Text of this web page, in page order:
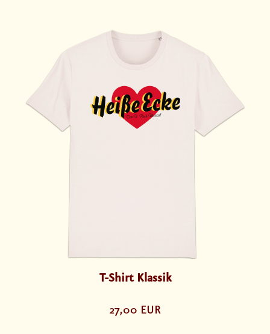
T-Shirt Klassik
27,00 EUR